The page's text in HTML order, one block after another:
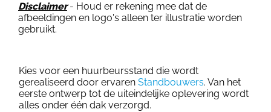
Disclaimer- Houd er rekening mee dat de
afbeeldingen en logo's alleen ter illustratie worden
gebruikt.
Kies voor een huurbeursstand die wordt
gerealiseerd door ervaren Standbouwers. Van het
eerste ontwerp tot de uiteindelijke oplevering wordt
alles onder één dak verzorgd.